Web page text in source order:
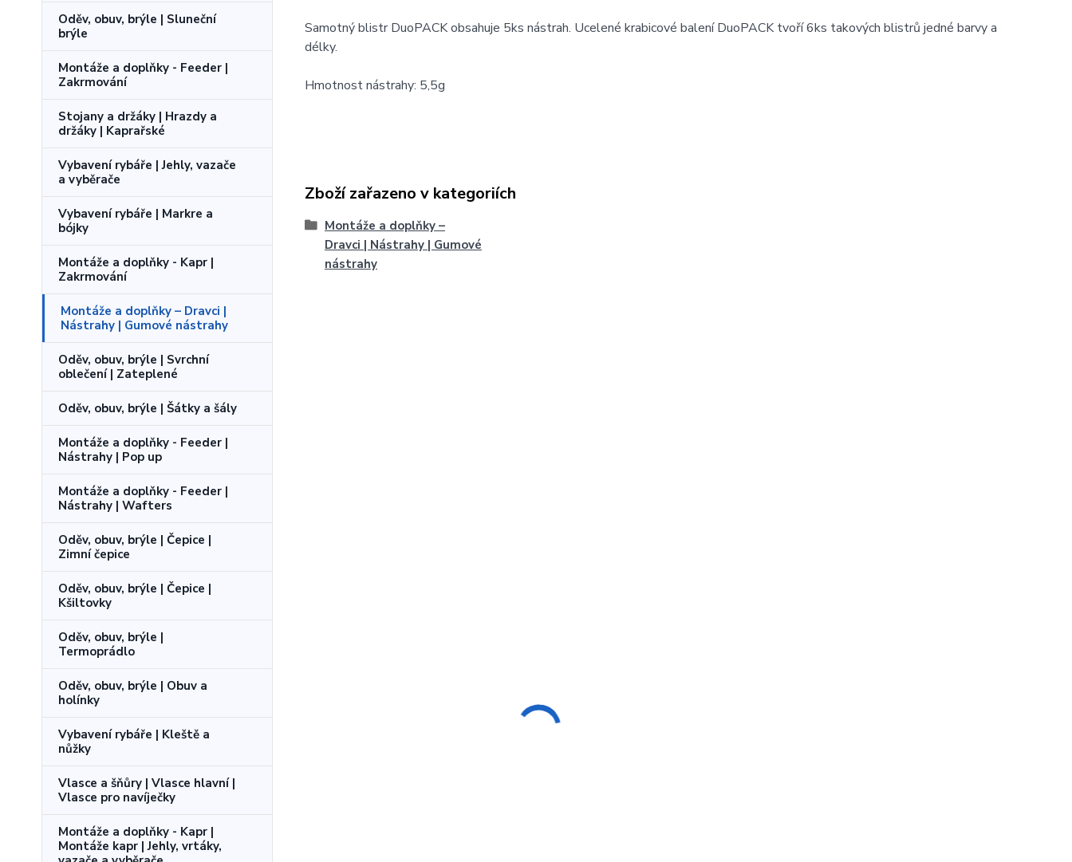
Oděv, obuv, brýle | Sluneční
brýle
Montáže a doplňky - Feeder |
Zakrmování
Stojany a držáky | Hrazdy a
držáky | Kaprařské
Vybavení rybáře | Jehly, vazače
a vyběrače
Vybavení rybáře | Markre a
bójky
Montáže a doplňky - Kapr |
Zakrmování
Montáže a doplňky – Dravci |
Nástrahy | Gumové nástrahy
Oděv, obuv, brýle | Svrchní
oblečení | Zateplené
Oděv, obuv, brýle | Šátky a šály
Montáže a doplňky - Feeder |
Nástrahy | Pop up
Montáže a doplňky - Feeder |
Nástrahy | Wafters
Oděv, obuv, brýle | Čepice |
Zimní čepice
Oděv, obuv, brýle | Čepice |
Kšiltovky
Oděv, obuv, brýle |
Termoprádlo
Oděv, obuv, brýle | Obuv a
holínky
Vybavení rybáře | Kleště a
nůžky
Vlasce a šňůry | Vlasce hlavní |
Vlasce pro navíječky
Montáže a doplňky - Kapr |
Montáže kapr | Jehly, vrtáky,
Samotný blistr DuoPACK obsahuje 5ks nástrah. Ucelené krabicové balení DuoPACK tvoří 6ks takových blistrů jedné barvy a
délky.
Hmotnost nástrahy: 5,5g
Zboží zařazeno v kategoriích
Montáže a doplňky –
Dravci | Nástrahy | Gumové
nástrahy